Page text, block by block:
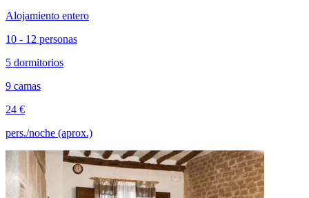
Alojamiento entero
10 - 12 personas
5 dormitorios
9 camas
24 €
pers./noche (aprox.)